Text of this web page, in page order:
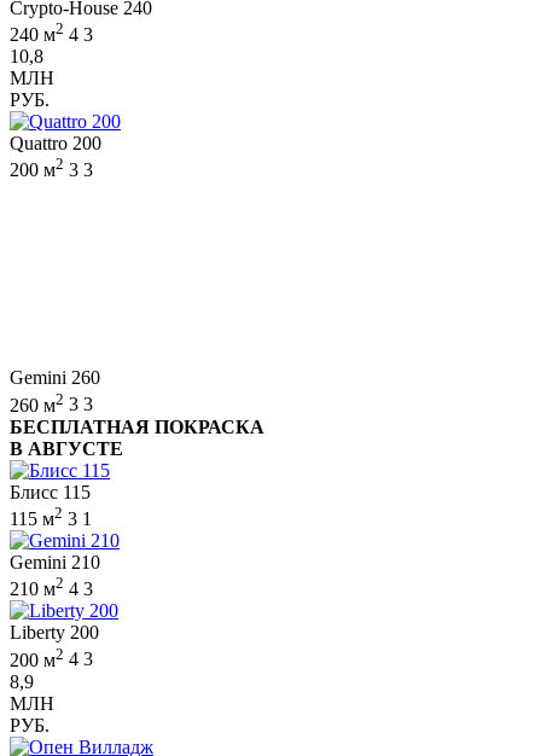
Crypto-House 240
240 м2 4 3
10,8
МЛН
РУБ.
Quattro 200
200 м2 3 3
Gemini 260
260 м2 3 3
БЕСПЛАТНАЯ ПОКРАСКА
В АВГУСТЕ
Блисс 115
115 м2 3 1
Gemini 210
210 м2 4 3
Liberty 200
200 м2 4 3
8,9
МЛН
РУБ.